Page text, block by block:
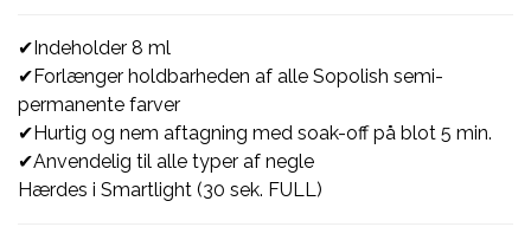
✔Indeholder 8 ml
✔Forlænger holdbarheden af alle Sopolish semi-
permanente farver
✔Hurtig og nem aftagning med soak-off på blot 5 min.
✔Anvendelig til alle typer af negle
Hærdes i Smartlight (30 sek. FULL)